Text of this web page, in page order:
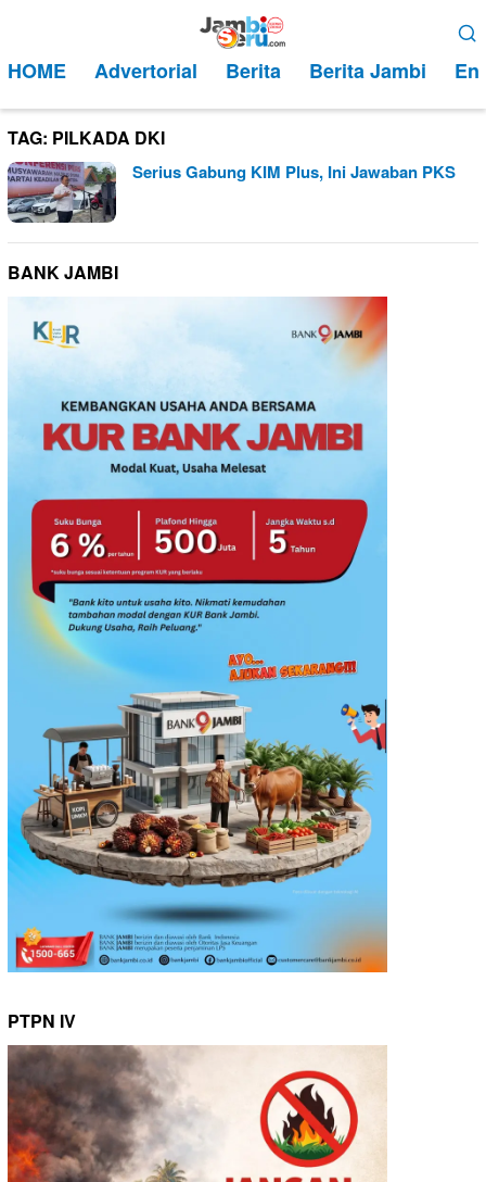
kontenMobile
HOME Advertorial Berita Berita Jambi
TAG: PILKADA DKI
Serius Gabung KIM Plus, Ini Jawaban PKS
BANK JAMBI
PTPN IV